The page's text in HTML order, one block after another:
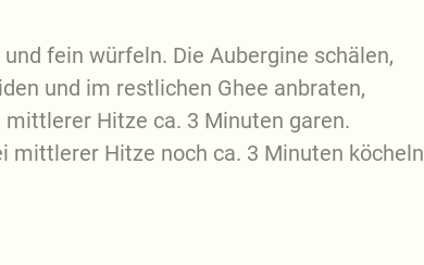
fein würfeln. Die Aubergine schälen,
und im restlichen Ghee anbraten,
Hitze ca. 3 Minuten garen.
mittlerer Hitze noch ca. 3 Minuten köcheln